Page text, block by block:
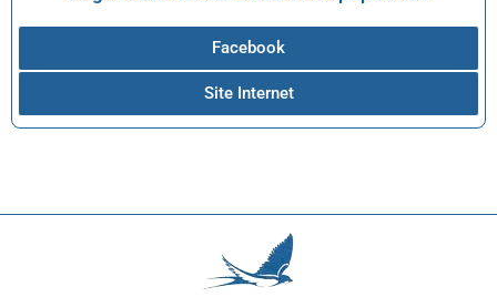
Facebook
Site Internet